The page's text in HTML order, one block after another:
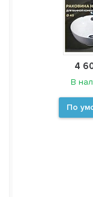
4
В
По